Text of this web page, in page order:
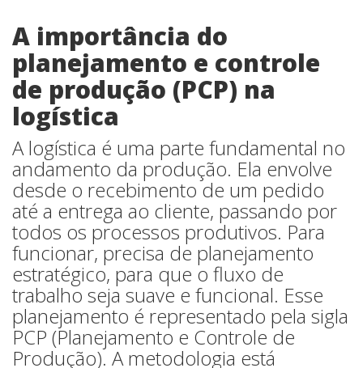
A importância do
planejamento e controle
de produção (PCP) na
logística
A logística é uma parte fundamental no
andamento da produção. Ela envolve
desde o recebimento de um pedido
até a entrega ao cliente, passando por
todos os processos produtivos. Para
funcionar, precisa de planejamento
estratégico, para que o fluxo de
trabalho seja suave e funcional. Esse
planejamento é representado pela sigla
PCP (Planejamento e Controle de
Produção). A metodologia está